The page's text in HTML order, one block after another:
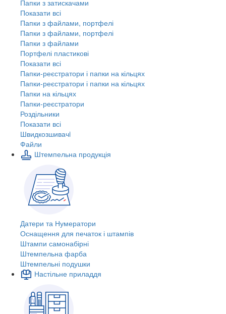
Папки з затискачами
Показати всі
Папки з файлами, портфелі
Папки з файлами, портфелі
Папки з файлами
Портфелі пластикові
Показати всі
Папки-реєстратори і папки на кільцях
Папки-реєстратори і папки на кільцях
Папки на кільцях
Папки-реєстратори
Роздільники
Показати всі
Швидкозшивачi
Файли
Штемпельна продукція
Датери та Нумератори
Оснащення для печаток і штампів
Штампи самонабірні
Штемпельна фарба
Штемпельні подушки
Настільне приладдя